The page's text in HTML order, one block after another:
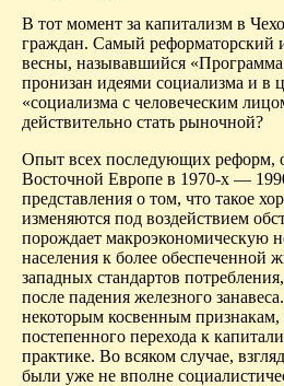
В тот момент за капитализм в
граждан. Самый реформаторский
весны, называвшийся
пронизан идеями социализма и в
«социализма с человеческим
действительно стать рыночной?
Опыт всех последующих реформ,
Восточной Европе в 1970-х —
представления о том, что такое
изменяются под воздействием
порождает макроэкономическую
населения к более обеспеченной
западных стандартов
после падения железного
некоторым косвенным
постепенного перехода к
практике. Во всяком случае,
были уже не вполне